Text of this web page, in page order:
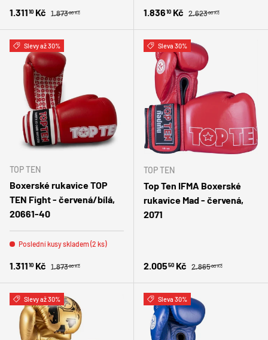
Zlevněná cena
1.31110 Kč Běžná cena
1.87300 Kč Zlevněná cena
1.83610 Kč Běžná cena
2.62300 Kč
Slevy až 30%
TOP TEN
Boxerské rukavice TOP
TEN Fight - červená/bílá,
20661-40
Poslední kusy skladem (2 ks)
Zlevněná cena
1.31110 Kč Běžná cena
1.87300 Kč
Sleva 30%
TOP TEN
Top Ten IFMA Boxerské
rukavice Mad - červená,
2071
Zlevněná cena
2.00550 Kč Běžná cena
2.86500 Kč
Slevy až 30% Sleva 30%